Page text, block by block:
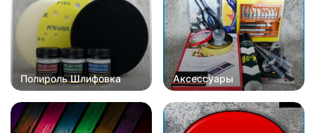
Полироль Шлифовка Аксессуары